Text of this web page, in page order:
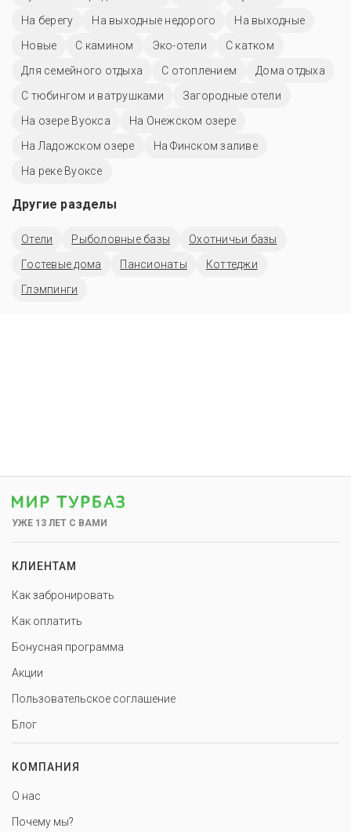
На берегу
На выходные недорого
На выходные
Новые
С камином Эко-отели
С катком
Для семейного отдыха
С отоплением
Дома отдыха
С тюбингом и ватрушками
Загородные отели
На озере Вуокса
На Онежском озере
На Ладожском озере
На Финском заливе
На реке Вуоксе
Другие разделы
Отели Рыболовные базы
Охотничьи базы
Гостевые дома
Пансионаты
Коттеджи
Глэмпинги
УЖЕ 13 ЛЕТ С ВАМИ
КЛИЕНТАМ
Как забронировать
Как оплатить
Бонусная программа
Акции
Пользовательское соглашение
Блог
КОМПАНИЯ
О нас
Почему мы?